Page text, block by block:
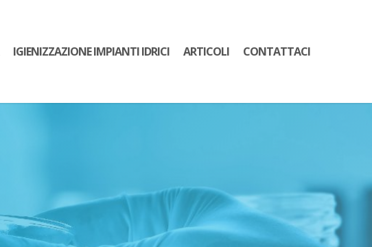
IGIENIZZAZIONE IMPIANTI IDRICI ARTICOLI CONTATTACI